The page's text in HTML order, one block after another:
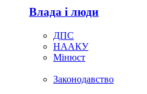
Влада i люди
ДПС
НААКУ
Мінюст
Законодавство